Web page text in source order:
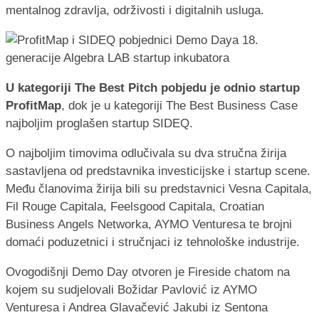
mentalnog zdravlja, održivosti i digitalnih usluga.
U kategoriji The Best Pitch pobjedu je odnio startup
ProfitMap, dok je u kategoriji The Best Business Case
najboljim proglašen startup SIDEQ.
O najboljim timovima odlučivala su dva stručna žirija
sastavljena od predstavnika investicijske i startup scene.
Među članovima žirija bili su predstavnici Vesna Capitala,
Fil Rouge Capitala, Feelsgood Capitala, Croatian
Business Angels Networka, AYMO Venturesa te brojni
domaći poduzetnici i stručnjaci iz tehnološke industrije.
Ovogodišnji Demo Day otvoren je Fireside chatom na
kojem su sudjelovali Božidar Pavlović iz AYMO
Venturesa i Andrea Glavačević Jakubi iz Sentona